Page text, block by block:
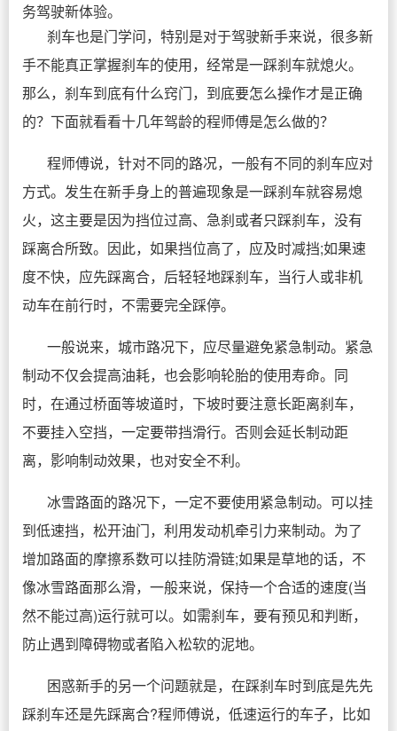
务驾驶新体验。
刹车也是门学问，特别是对于驾驶新手来说，很多新
手不能真正掌握刹车的使用，经常是一踩刹车就熄火。
那么，刹车到底有什么窍门，到底要怎么操作才是正确
的？下面就看看十几年驾龄的程师傅是怎么做的？
程师傅说，针对不同的路况，一般有不同的刹车应对
方式。发生在新手身上的普遍现象是一踩刹车就容易熄
火，这主要是因为挡位过高、急刹或者只踩刹车，没有
踩离合所致。因此，如果挡位高了，应及时减挡;如果速
度不快，应先踩离合，后轻轻地踩刹车，当行人或非机
动车在前行时，不需要完全踩停。
一般说来，城市路况下，应尽量避免紧急制动。紧急
制动不仅会提高油耗，也会影响轮胎的使用寿命。同
时，在通过桥面等坡道时，下坡时要注意长距离刹车，
不要挂入空挡，一定要带挡滑行。否则会延长制动距
离，影响制动效果，也对安全不利。
冰雪路面的路况下，一定不要使用紧急制动。可以挂
到低速挡，松开油门，利用发动机牵引力来制动。为了
增加路面的摩擦系数可以挂防滑链;如果是草地的话，不
像冰雪路面那么滑，一般来说，保持一个合适的速度(当
然不能过高)运行就可以。如需刹车，要有预见和判断，
防止遇到障碍物或者陷入松软的泥地。
困惑新手的另一个问题就是，在踩刹车时到底是先先
踩刹车还是先踩离合?程师傅说，低速运行的车子，比如